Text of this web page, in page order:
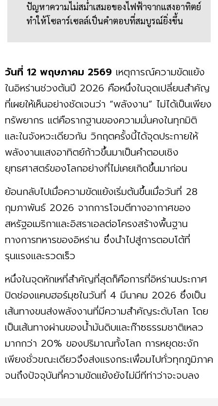
ปัญหาความไม่สม่ำเสมอของไฟฟ้าจากแสงอาทิตย์
ทำให้โซลาร์เซลล์เป็นคำตอบที่สมบูรณ์ยิ่งขึ้น
วันที่ 12 พฤษภาคม 2569 เหตุการณ์ความขัดแย้ง
ในอิหร่านช่วงต้นปี 2026 คือหนึ่งในจุดเปลี่ยนสำคัญ
ที่เผยให้เห็นอย่างชัดเจนว่า “พลังงาน” ไม่ได้เป็นเพียง
ทรัพยากร แต่คือรากฐานของความมั่นคงในทุกมิติ
และในจังหวะเดียวกัน วิกฤตครั้งนี้ได้จุดประกายให้
พลังงานแสงอาทิตย์ก้าวขึ้นมาเป็นคำตอบเชิง
ยุทธศาสตร์ของโลกอย่างที่ไม่เคยเกิดขึ้นมาก่อน
ย้อนกลับไปเมื่อความขัดแย้งเริ่มต้นขึ้นเมื่อวันที่ 28
กุมภาพันธ์ 2026 จากการโจมตีทางอากาศของ
สหรัฐอเมริกาและอิสราเอลต่อโครงสร้างพื้นฐาน
ทางการทหารของอิหร่าน ซึ่งนำไปสู่การตอบโต้ที่
รุนแรงและรวดเร็ว
หนึ่งในจุดหักเหที่สำคัญที่สุดก็คือการที่อิหร่านประกาศ
ปิดช่องแคบฮอร์มุซในวันที่ 4 มีนาคม 2026 ซึ่งเป็น
เส้นทางขนส่งพลังงานที่มีความสำคัญระดับโลก โดย
เป็นเส้นทางผ่านของน้ำมันดิบและก๊าซธรรมชาติเหลว
มากกว่า 20% ของปริมาณทั้งโลก การหยุดชะงัก
เพียงชั่วขณะเดียวจึงส่งแรงกระเพื่อมไปทั่วทุกภูมิภาค
จนถึงปัจจุบันที่ความขัดเเย้งยังไม่มีทีท่าว่าจะจบลง